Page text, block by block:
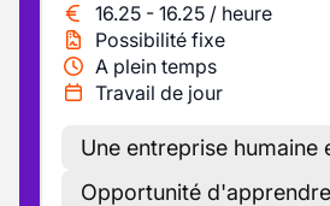
16.25 - 16.25 / heure
Possibilité fixe
A plein temps
Travail de jour
Une entreprise humaine
Opportunité